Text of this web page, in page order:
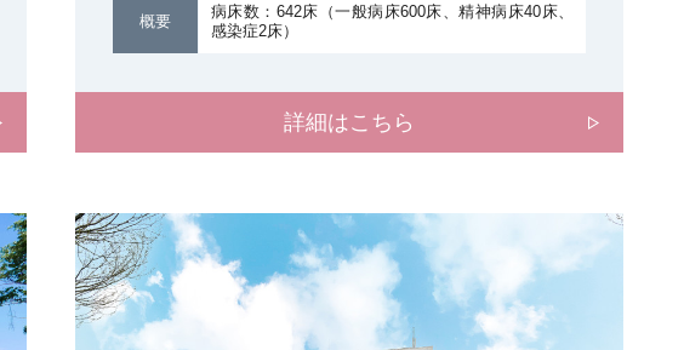
概要
病床数：642床（一般病床600床、精神病床40床、
感染症2床）
詳細はこちら